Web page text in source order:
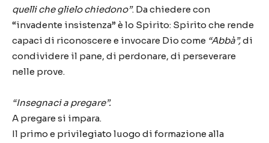
quelli che glielo chiedono”. Da chiedere con
“invadente insistenza” è lo Spirito: Spirito che rende
capaci di riconoscere e invocare Dio come “Abbà”,di
condividere il pane, di perdonare, di perseverare
nelle prove.
“Insegnaci a pregare”.
A pregare si impara.
Il primo e privilegiato luogo di formazione alla